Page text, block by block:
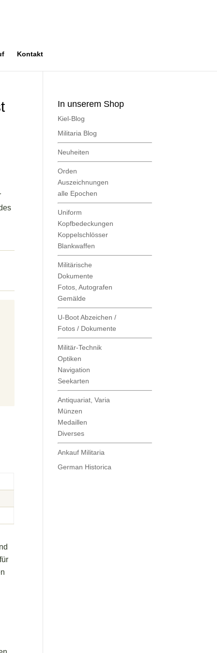
Kontakt
In unserem Shop
Kiel-Blog
Militaria Blog
Neuheiten
Orden
Auszeichnungen
alle Epochen
Uniform
Kopfbedeckungen
Koppelschlösser
Blankwaffen
Militärische
Dokumente
Fotos, Autografen
Gemälde
U-Boot Abzeichen /
Fotos / Dokumente
Militär-Technik
Optiken
Navigation
Seekarten
Antiquariat, Varia
Münzen
Medaillen
Diverses
Ankauf Militaria
German Historica